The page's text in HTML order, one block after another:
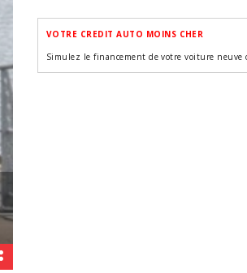
VOTRE CREDIT AUTO MOINS CHER
Simulez le financement de votre voiture neuve